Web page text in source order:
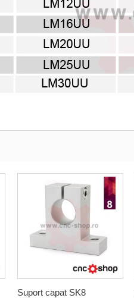
Suport capat SK8